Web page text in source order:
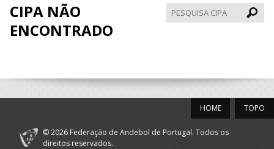
CIPA NÃO
ENCONTRADO
CIPA
TOPO
HOME
© 2026 Federação de Andebol de Portugal. Todos os
direitos reservados.